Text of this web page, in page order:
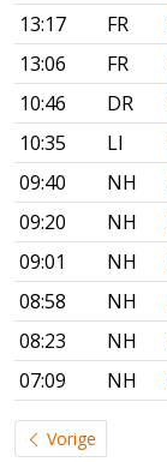
13:17
FR
13:06
FR
10:46
DR
10:35
LI
09:40
NH
09:20
NH
09:01
NH
08:58
NH
08:23
NH
07:09
NH
Vorige